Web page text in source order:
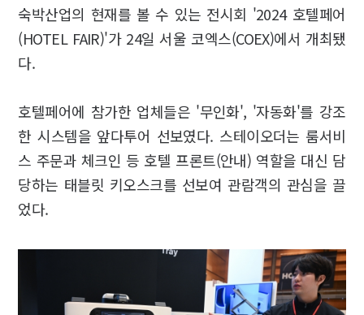
숙박산업의 현재를 볼 수 있는 전시회 '2024 호텔페어
(HOTEL FAIR)'가 24일 서울 코엑스(COEX)에서 개최됐
다.
호텔페어에 참가한 업체들은 '무인화', '자동화'를 강조
한 시스템을 앞다투어 선보였다. 스테이오더는 룸서비
스 주문과 체크인 등 호텔 프론트(안내) 역할을 대신 담
당하는 태블릿 키오스크를 선보여 관람객의 관심을 끌
었다.